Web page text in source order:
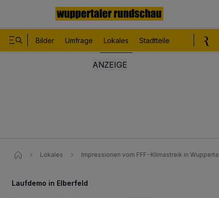
Bilder Umfrage Lokales Stadtteile
Lokales Impressionen vom FFF-Klimastreik in
Laufdemo in Elberfeld